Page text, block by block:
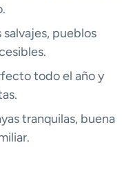
salvajes, pueblos
todo el año y
tranquilas, buena